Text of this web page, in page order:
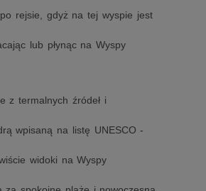
rejsie, gdyż na tej wyspie jest
lub płynąc na Wyspy
z termalnych źródeł i
wpisaną na listę UNESCO -
widoki na Wyspy